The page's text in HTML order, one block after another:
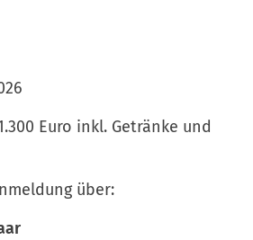
Euro inkl. Getränke und
über: